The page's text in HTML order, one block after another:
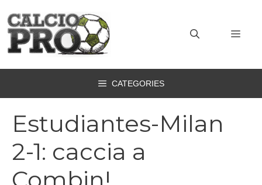
contenuto
CATEGORIES
Estudiantes-Milan
2-1: caccia a